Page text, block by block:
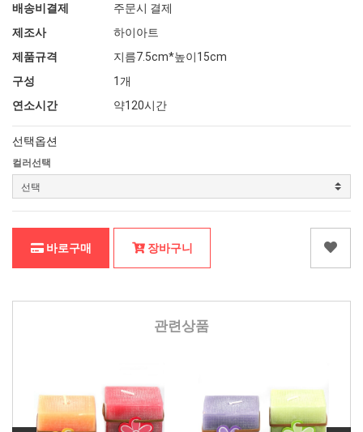
배송비결제
주문시 결제
제조사
하이아트
제품규격
지름7.5cm*높이15cm
구성
1개
연소시간
약120시간
선택옵션
컬러선택
바로구매 장바구니
관련상품